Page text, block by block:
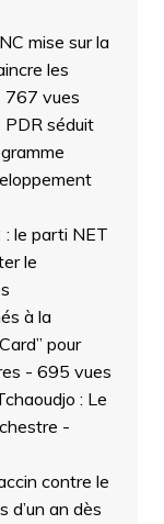
mise sur la
les
767 vues
PDR séduit
: le parti NET
le
à la
pour
- 695 vues
: Le
-
contre le
d’un an dès